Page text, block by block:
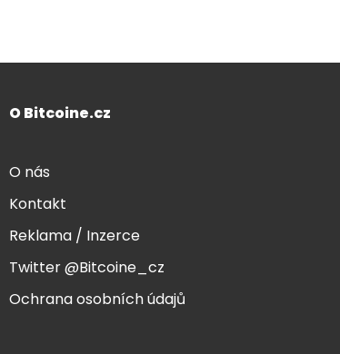
O Bitcoine.cz
O nás
Kontakt
Reklama / Inzerce
Twitter @Bitcoine_cz
Ochrana osobních údajů